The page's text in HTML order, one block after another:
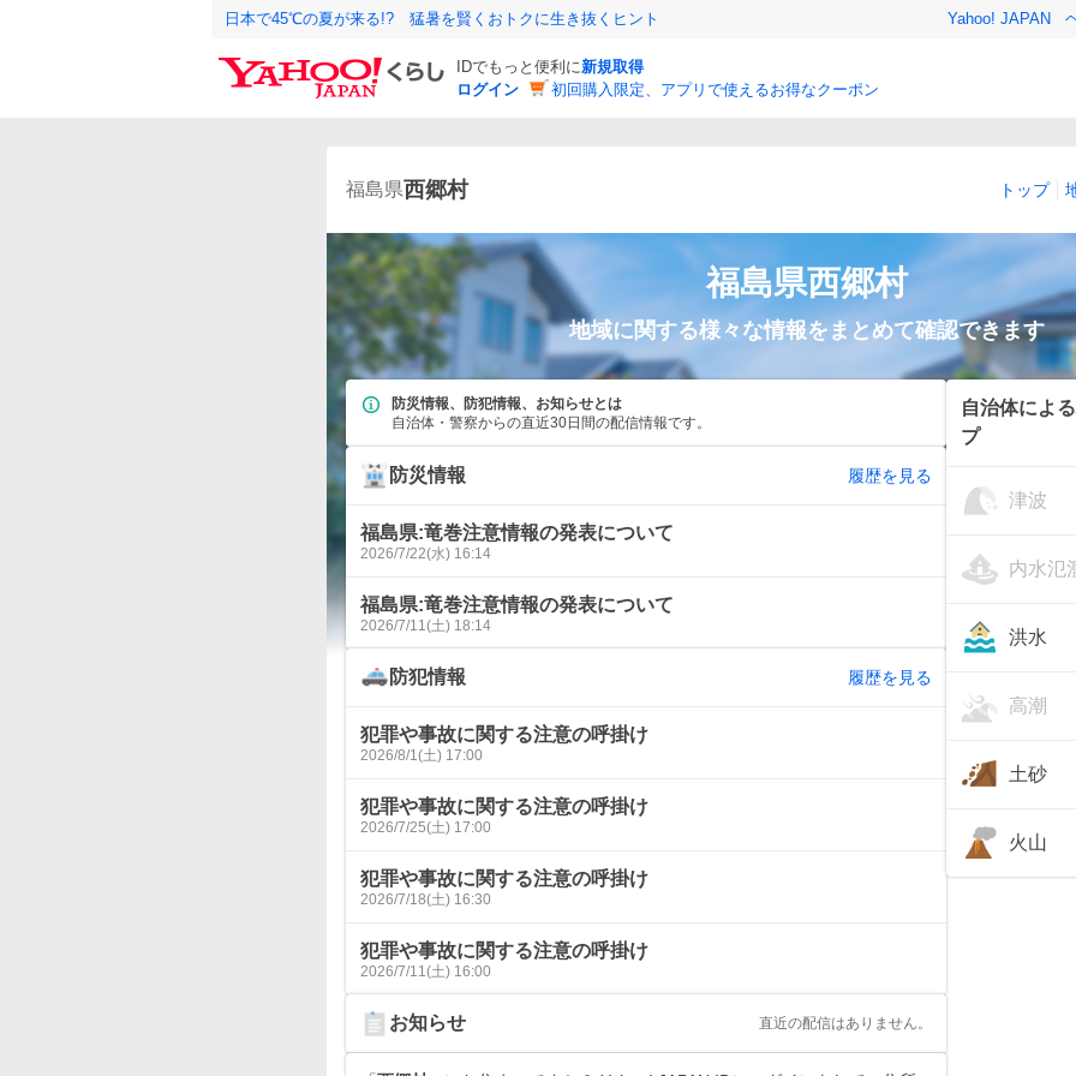
日本で45℃の夏が来る!? 猛暑を賢くおトクに生き抜くヒント Yahoo! JAPAN
IDでもっと便利に新規取得
ログイン
初回購入限定、アプリで使えるお得なクーポン
福島県西郷村 トップ
福島県西郷村
地域に関する様々な情報をまとめて確認できます
防災情報、防犯情報、お知らせとは
自治体・警察からの直近30日間の配信情報です。
防災情報 履歴を見る
福島県:竜巻注意情報の発表について
2026/7/22(水) 16:14
福島県:竜巻注意情報の発表について
2026/7/11(土) 18:14
防犯情報 履歴を見る
犯罪や事故に関する注意の呼掛け
2026/8/1(土) 17:00
犯罪や事故に関する注意の呼掛け
2026/7/25(土) 17:00
犯罪や事故に関する注意の呼掛け
2026/7/18(土) 16:30
犯罪や事故に関する注意の呼掛け
2026/7/11(土) 16:00
お知らせ 直近の配信はありません。
自治体によ
プ
津波
内水氾
洪水
高潮
土砂
火山